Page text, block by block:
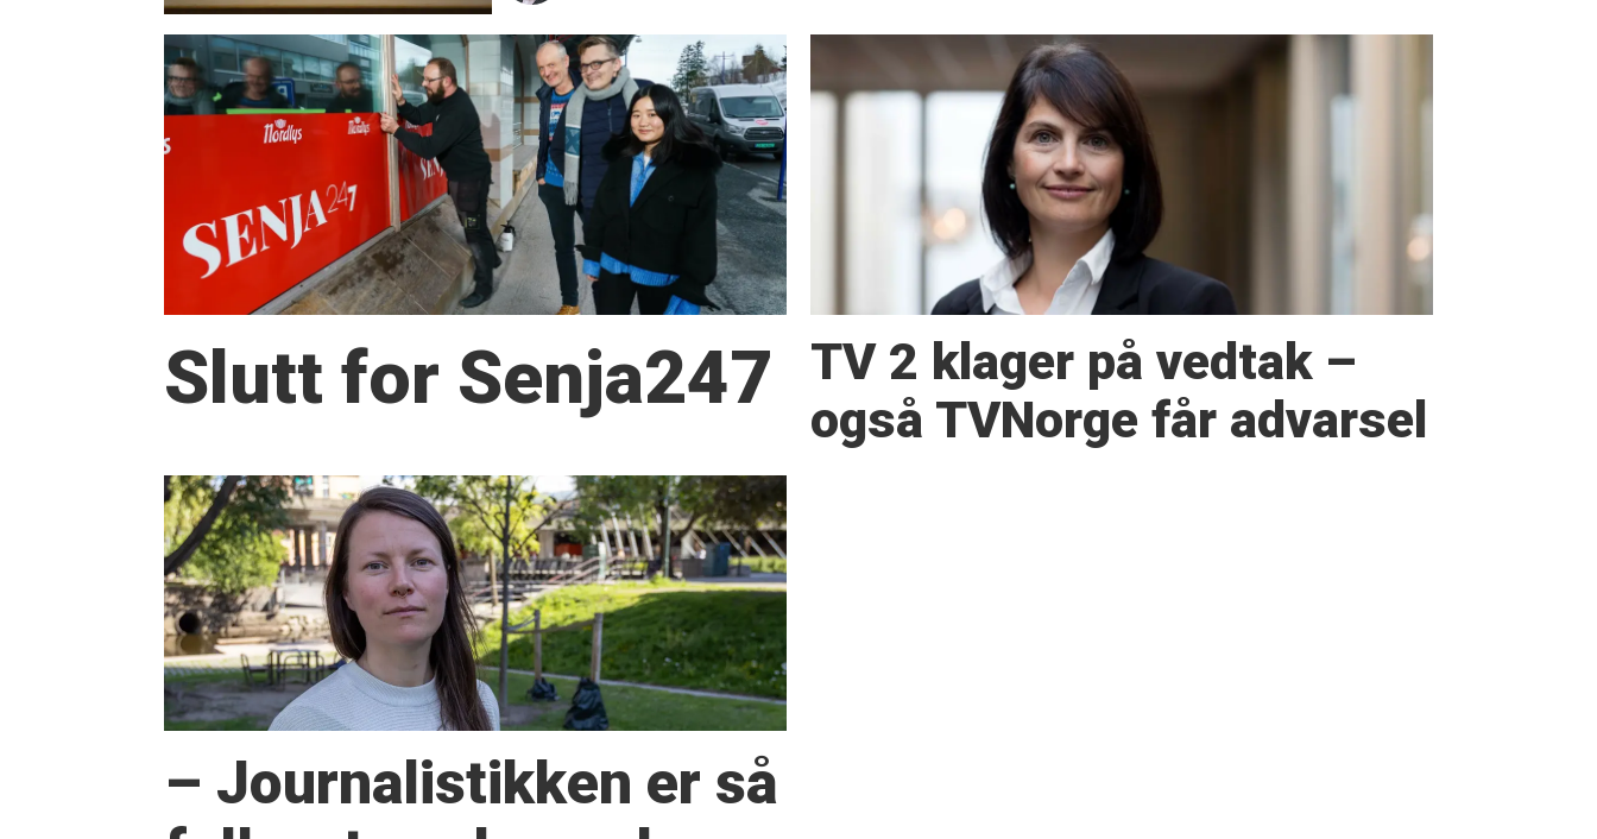
Slutt for Senja247
TV 2 klager på vedtak –
også TVNorge får advarsel
– Journalistikken er så